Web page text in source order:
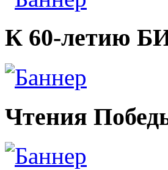
К 60-летию
Чтения